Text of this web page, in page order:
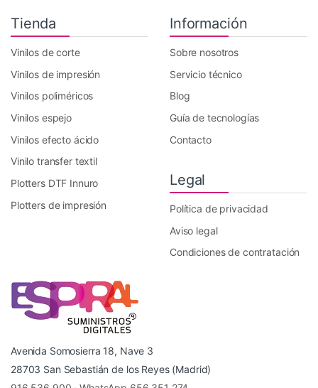
Tienda
Vinilos de corte
Vinilos de impresión
Vinilos poliméricos
Vinilos espejo
Vinilos efecto ácido
Vinilo transfer textil
Plotters DTF Innuro
Plotters de impresión
Información
Sobre nosotros
Servicio técnico
Blog
Guía de tecnologías
Contacto
Legal
Política de privacidad
Aviso legal
Condiciones de contratación
Avenida Somosierra 18, Nave 3
28703 San Sebastián de los Reyes (Madrid)